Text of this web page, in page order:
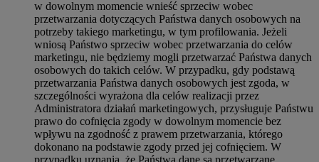
w dowolnym momencie wnieść sprzeciw wobec
przetwarzania dotyczących Państwa danych osobowych na
potrzeby takiego marketingu, w tym profilowania. Jeżeli
wniosą Państwo sprzeciw wobec przetwarzania do celów
marketingu, nie będziemy mogli przetwarzać Państwa danych
osobowych do takich celów. W przypadku, gdy podstawą
przetwarzania Państwa danych osobowych jest zgoda, w
szczególności wyrażona dla celów realizacji przez
Administratora działań marketingowych, przysługuje Państwu
prawo do cofnięcia zgody w dowolnym momencie bez
wpływu na zgodność z prawem przetwarzania, którego
dokonano na podstawie zgody przed jej cofnięciem. W
przypadku uznania, że Państwa dane są przetwarzane